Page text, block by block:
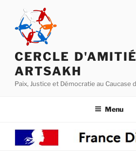
contenu
principal
CERCLE
ARTSAKH
Paix, Justice et Démocratie au Caucase
Menu